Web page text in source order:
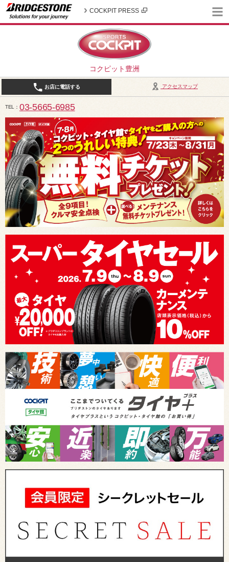
コクピット豊洲
COCKPIT PRESS
アクセスマップ
お店に電話する
TEL 03-5665-6985
10:30～19:00（作業受付18:00まで） / 定休日：2026年8月は、5日(水)、12日(水)、19日(水)、24